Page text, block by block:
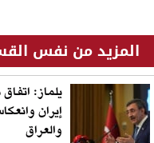
المزيد من نفس
يلماز:
إيران
والعراق